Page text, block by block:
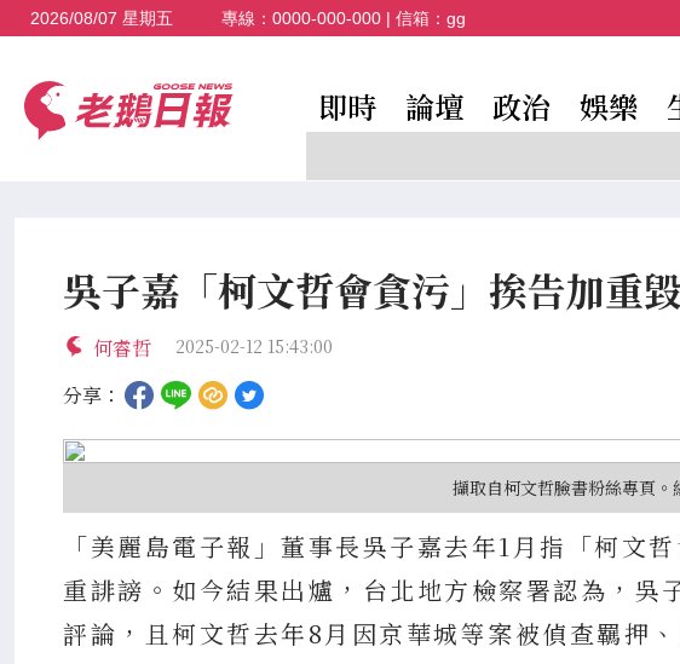
2026/08/07 星期五 專線： 0000-000-000 | 信箱： gg
即時 論壇 政治 娛樂
吳子嘉「柯文哲會貪污」挨告加重
何睿哲 2025-02-12 15:43:00
分享：
擷取自柯文哲臉書粉絲專頁。
「美麗島電子報」董事長吳子嘉去年1月指「柯文
重誹謗。如今結果出爐，台北地方檢察署認為，吳
評論，且柯文哲去年8月因京華城等案被偵查羈押